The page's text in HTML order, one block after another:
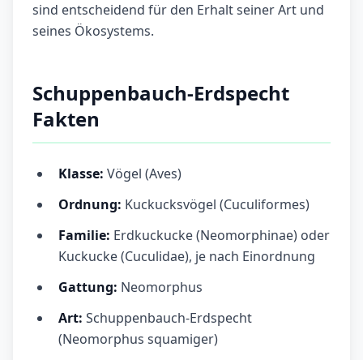
sind entscheidend für den Erhalt seiner Art und
seines Ökosystems.
Schuppenbauch-Erdspecht
Fakten
Klasse: Vögel (Aves)
Ordnung: Kuckucksvögel (Cuculiformes)
Familie: Erdkuckucke (Neomorphinae) oder
Kuckucke (Cuculidae), je nach Einordnung
Gattung: Neomorphus
Art: Schuppenbauch-Erdspecht
(Neomorphus squamiger)